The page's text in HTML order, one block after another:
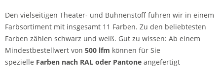
Den vielseitigen Theater- und Bühnenstoff führen wir in einem
Farbsortiment mit insgesamt 11 Farben. Zu den beliebtesten
Farben zählen schwarz und weiß. Gut zu wissen: Ab einem
Mindestbestellwert von 500 lfm können für Sie
spezielle Farben nach RAL oder Pantone angefertigt